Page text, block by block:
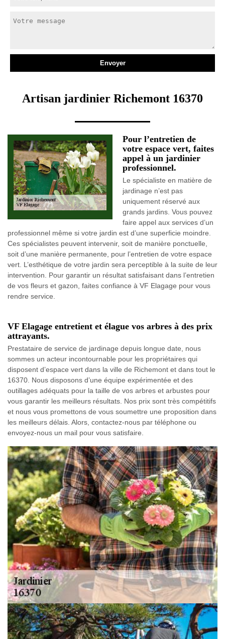
Artisan jardinier Richemont 16370
Pour l’entretien de
votre espace vert, faites
appel à un jardinier
professionnel.
Le spécialiste en matière de
jardinage n’est pas
uniquement réservé aux
grands jardins. Vous pouvez
faire appel aux services d’un
professionnel même si votre jardin est d’une superficie moindre.
Ces spécialistes peuvent intervenir, soit de manière ponctuelle,
soit d’une manière permanente, pour l’entretien de votre espace
vert. L’esthétique de votre jardin sera perceptible à la suite de leur
intervention. Pour garantir un résultat satisfaisant dans l’entretien
de vos fleurs et gazon, faites confiance à VF Elagage pour vous
rendre service.
VF Elagage entretient et élague vos arbres à des prix
attrayants.
Prestataire de service de jardinage depuis longue date, nous
sommes un acteur incontournable pour les propriétaires qui
disposent d’espace vert dans la ville de Richemont et dans tout le
16370. Nous disposons d’une équipe expérimentée et des
outillages adéquats pour la taille de vos arbres et arbustes pour
vous garantir les meilleurs résultats. Nos prix sont très compétitifs
et nous vous promettons de vous soumettre une proposition dans
les meilleurs délais. Alors, contactez-nous par téléphone ou
envoyez-nous un mail pour vous satisfaire.